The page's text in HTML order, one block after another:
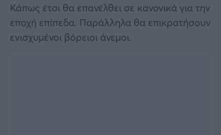
Κάπως έτσι θα επανέλθει σε κανονικά για την
εποχή επίπεδα. Παράλληλα θα επικρατήσουν
ενισχυμένοι βόρειοι άνεμοι.